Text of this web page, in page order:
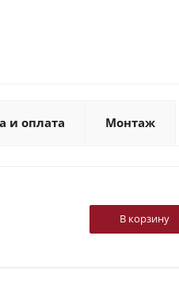
и оплата Монтаж
В корзину